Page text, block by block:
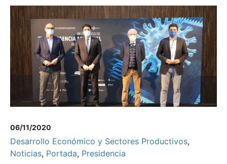
06/11/2020
Desarrollo Económico y Sectores Productivos,
Noticias, Portada, Presidencia